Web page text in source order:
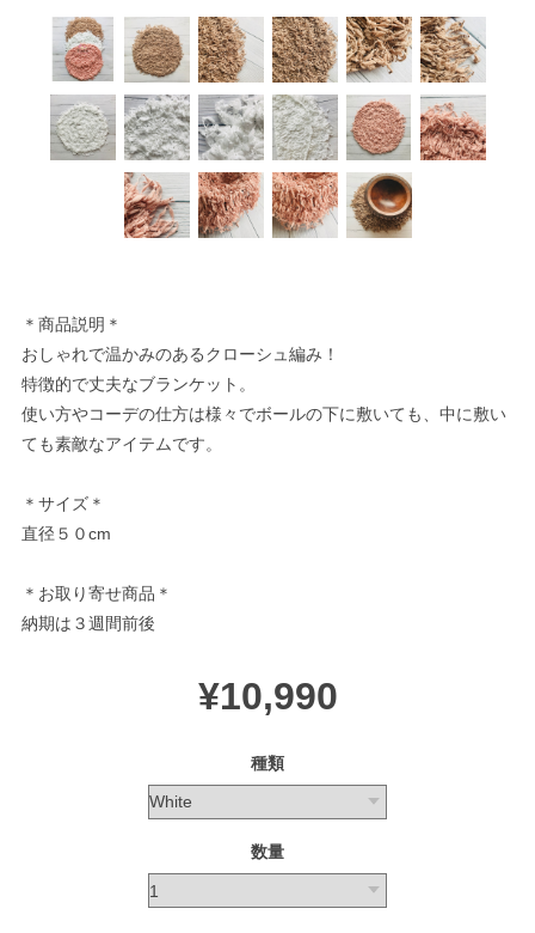
＊商品説明＊
おしゃれで温かみのあるクローシュ編み！
特徴的で丈夫なブランケット。
使い方やコーデの仕方は様々でボールの下に敷いても、中に敷い
ても素敵なアイテムです。
＊サイズ＊
直径５０cm
＊お取り寄せ商品＊
納期は３週間前後
¥10,990
種類
数量